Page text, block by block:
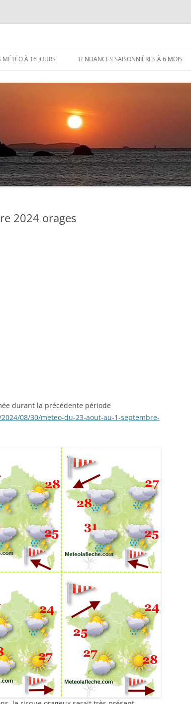
MÉTÉO À 16 JOURS TENDANCES SAISONNIÈRES À 6 MOIS
2024 orages
durant la précédente période
08/30/meteo-du-23-aout-au-1-septembre-